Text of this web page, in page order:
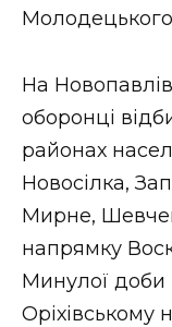
На
оборонці
районах
Новосілка,
Мирне,
напрямку
Минулої доби
Оріхівському